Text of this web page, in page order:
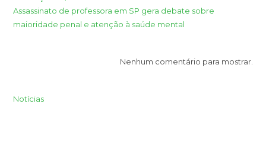
Assassinato de professora em SP gera debate sobre
maioridade penal e atenção à saúde mental
Nenhum comentário para mostrar.
Notícias